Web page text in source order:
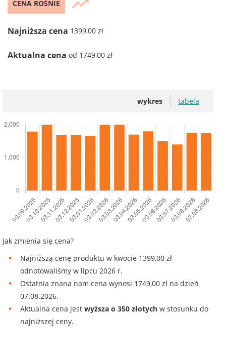
CENA ROŚNIE
Najniższa cena 1399,00 zł
Aktualna cena od 1749,00 zł
wykres tabela
Jak zmienia się cena?
Najniższą cenę produktu w kwocie 1399,00 zł
odnotowaliśmy w lipcu 2026 r.
Ostatnia znana nam cena wynosi 1749,00 zł na dzień
07.08.2026.
Aktualna cena jest wyższa o 350 złotych w stosunku do
najniższej ceny.